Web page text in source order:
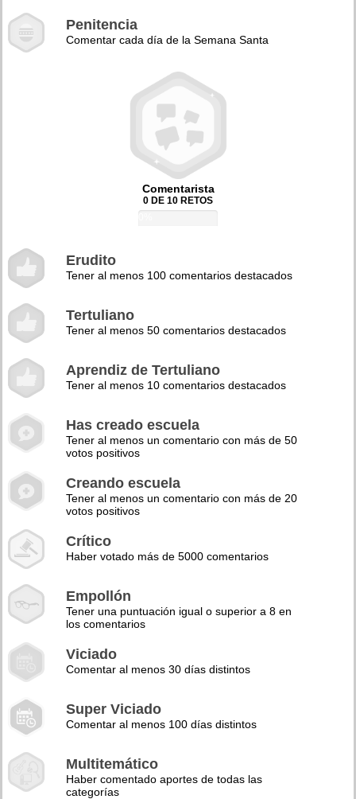
Penitencia
Comentar cada día de la Semana Santa
Comentarista
0 DE 10 RETOS
Erudito
Tener al menos 100 comentarios destacados
Tertuliano
Tener al menos 50 comentarios destacados
Aprendiz de Tertuliano
Tener al menos 10 comentarios destacados
Has creado escuela
Tener al menos un comentario con más de 50
votos positivos
Creando escuela
Tener al menos un comentario con más de 20
votos positivos
Crítico
Haber votado más de 5000 comentarios
Empollón
Tener una puntuación igual o superior a 8 en
los comentarios
Viciado
Comentar al menos 30 días distintos
Super Viciado
Comentar al menos 100 días distintos
Multitemático
Haber comentado aportes de todas las
categorías